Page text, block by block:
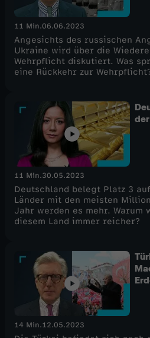
11 Min.06.06.2023
Angesichts des russischen
Ukraine wird über die
Wehrpflicht diskutiert. Was
eine Rückkehr zur
11 Min.30.05.2023
Deutschland belegt Platz 3
Länder mit den meisten
Jahr werden es mehr. Warum
diesem Land immer reicher?
14 Min.12.05.2023